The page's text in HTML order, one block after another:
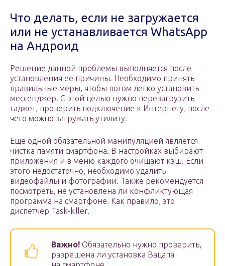
Что делать, если не загружается
или не устанавливается WhatsApp
на Андроид
Решение данной проблемы выполняется после
установления ее причины. Необходимо принять
правильные меры, чтобы потом легко установить
мессенджер. С этой целью нужно перезагрузить
гаджет, проверить подключение к Интернету, после
чего можно загружать утилиту.
Еще одной обязательной манипуляцией является
чистка памяти смартфона. В настройках выбирают
приложения и в меню каждого очищают кэш. Если
этого недостаточно, необходимо удалить
видеофайлы и фотографии. Также рекомендуется
посмотреть, не установлена ли конфликтующая
программа на смартфоне. Как правило, это
диспетчер Task-killer.
Важно! Обязательно нужно проверить,
разрешена ли установка Вацапа